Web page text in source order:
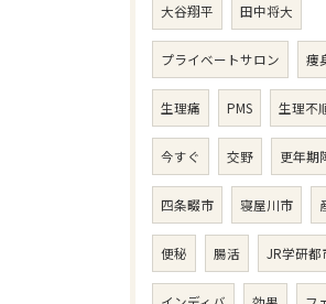
大谷翔平 田中将大
プライベートサロン 痩
生理痛 PMS 生理不
今すぐ 交野 更年期
四条畷市 寝屋川市
便秘 腸活 JR学研都